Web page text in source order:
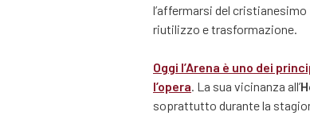
l’affermarsi del
riutilizzo e trasformazione.
Oggi l’Arena è uno dei
l’opera. La sua vicinanza all’
soprattutto durante la